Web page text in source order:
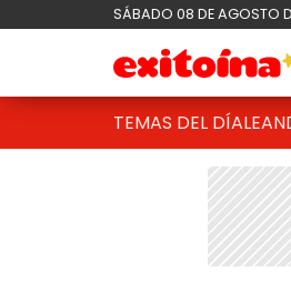
SÁBADO 08 DE AGOSTO
TEMAS DEL DÍA